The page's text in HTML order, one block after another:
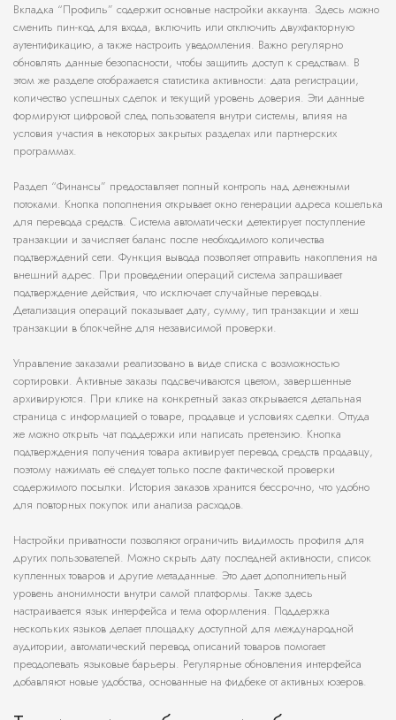
Вкладка “Профиль” содержит основные настройки аккаунта. Здесь можно
сменить пин-код для входа, включить или отключить двухфакторную
аутентификацию, а также настроить уведомления. Важно регулярно
обновлять данные безопасности, чтобы защитить доступ к средствам. В
этом же разделе отображается статистика активности: дата регистрации,
количество успешных сделок и текущий уровень доверия. Эти данные
формируют цифровой след пользователя внутри системы, влияя на
условия участия в некоторых закрытых разделах или партнерских
программах.
Раздел “Финансы” предоставляет полный контроль над денежными
потоками. Кнопка пополнения открывает окно генерации адреса кошелька
для перевода средств. Система автоматически детектирует поступление
транзакции и зачисляет баланс после необходимого количества
подтверждений сети. Функция вывода позволяет отправить накопления на
внешний адрес. При проведении операций система запрашивает
подтверждение действия, что исключает случайные переводы.
Детализация операций показывает дату, сумму, тип транзакции и хеш
транзакции в блокчейне для независимой проверки.
Управление заказами реализовано в виде списка с возможностью
сортировки. Активные заказы подсвечиваются цветом, завершенные
архивируются. При клике на конкретный заказ открывается детальная
страница с информацией о товаре, продавце и условиях сделки. Оттуда
же можно открыть чат поддержки или написать претензию. Кнопка
подтверждения получения товара активирует перевод средств продавцу,
поэтому нажимать её следует только после фактической проверки
содержимого посылки. История заказов хранится бессрочно, что удобно
для повторных покупок или анализа расходов.
Настройки приватности позволяют ограничить видимость профиля для
других пользователей. Можно скрыть дату последней активности, список
купленных товаров и другие метаданные. Это дает дополнительный
уровень анонимности внутри самой платформы. Также здесь
настраивается язык интерфейса и тема оформления. Поддержка
нескольких языков делает площадку доступной для международной
аудитории, автоматический перевод описаний товаров помогает
преодолевать языковые барьеры. Регулярные обновления интерфейса
добавляют новые удобства, основанные на фидбеке от активных юзеров.